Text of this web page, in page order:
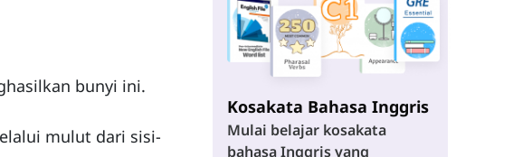
bunyi ini.
mulut dari sisi-
Kosakata Bahasa Inggris
Mulai belajar kosakata
bahasa Inggris yang